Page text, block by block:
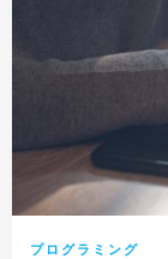
プログラミング